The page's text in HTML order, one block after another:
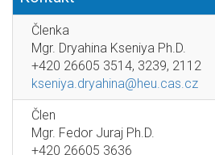
Členka
Mgr. Dryahina Kseniya Ph.D.
+420 26605 3514, 3239, 2112
kseniya.dryahina@heu.cas.cz
Člen
Mgr. Fedor Juraj Ph.D.
+420 26605 3636